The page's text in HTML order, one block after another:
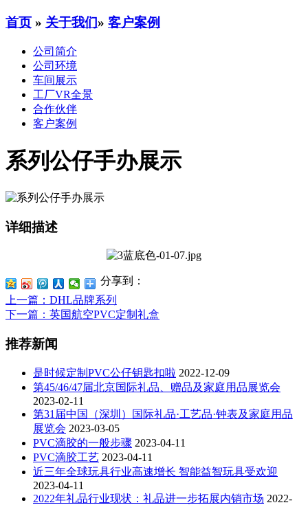
首页 » 关于我们» 客户案例
公司简介
公司环境
车间展示
工厂VR全景
合作伙伴
客户案例
系列公仔手办展示
详细描述
分享到：
上一篇 ：DHL品牌系列
下一篇 ：英国航空PVC定制礼盒
推荐新闻
是时候定制PVC公仔钥匙扣啦 2022-12-09
第45/46/47届北京国际礼品、赠品及家庭用品展览会
2023-02-11
第31届中国（深圳）国际礼品·工艺品·钟表及家庭用品
展览会 2023-03-05
PVC滴胶的一般步骤 2023-04-11
PVC滴胶工艺 2023-04-11
近三年全球玩具行业高速增长 智能益智玩具受欢迎
2023-04-11
2022年礼品行业现状：礼品进一步拓展内销市场 2022-